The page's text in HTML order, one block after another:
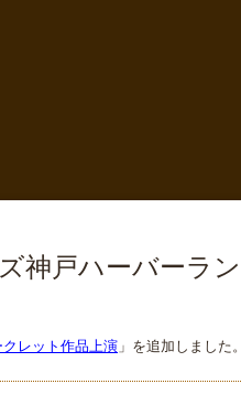
戸ハーバーラン
レット作品上演」を追加しました。